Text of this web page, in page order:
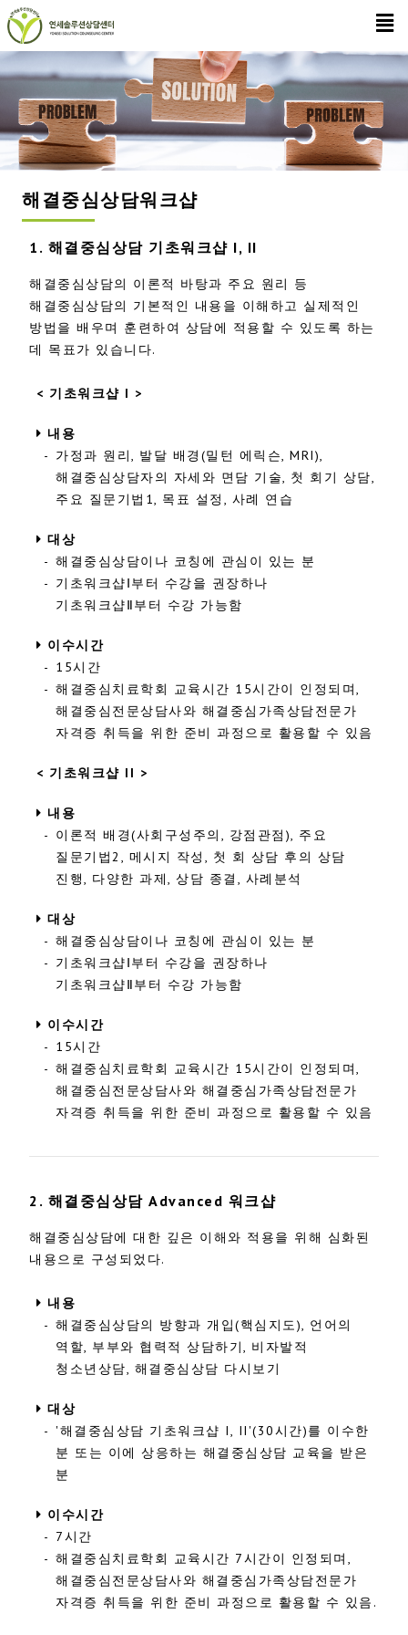
해결중심상담워크샵
1. 해결중심상담 기초워크샵 I, II
해결중심상담의 이론적 바탕과 주요 원리 등
해결중심상담의 기본적인 내용을 이해하고 실제적인
방법을 배우며 훈련하여 상담에 적용할 수 있도록 하는
데 목표가 있습니다.
< 기초워크샵 I >
내용
- 가정과 원리, 발달 배경(밀턴 에릭슨, MRI),
해결중심상담자의 자세와 면담 기술, 첫 회기 상담,
주요 질문기법1, 목표 설정, 사례 연습
대상
- 해결중심상담이나 코칭에 관심이 있는 분
- 기초워크샵Ⅰ부터 수강을 권장하나
기초워크샵Ⅱ부터 수강 가능함
이수시간
- 15시간
- 해결중심치료학회 교육시간 15시간이 인정되며,
해결중심전문상담사와 해결중심가족상담전문가
자격증 취득을 위한 준비 과정으로 활용할 수 있음
< 기초워크샵 II >
내용
- 이론적 배경(사회구성주의, 강점관점), 주요
질문기법2, 메시지 작성, 첫 회 상담 후의 상담
진행, 다양한 과제, 상담 종결, 사례분석
대상
- 해결중심상담이나 코칭에 관심이 있는 분
- 기초워크샵Ⅰ부터 수강을 권장하나
기초워크샵Ⅱ부터 수강 가능함
이수시간
- 15시간
- 해결중심치료학회 교육시간 15시간이 인정되며,
해결중심전문상담사와 해결중심가족상담전문가
자격증 취득을 위한 준비 과정으로 활용할 수 있음
2. 해결중심상담 Advanced 워크샵
해결중심상담에 대한 깊은 이해와 적용을 위해 심화된
내용으로 구성되었다.
내용
- 해결중심상담의 방향과 개입(핵심지도), 언어의
역할, 부부와 협력적 상담하기, 비자발적
청소년상담, 해결중심상담 다시보기
대상
- '해결중심상담 기초워크샵 I, II'(30시간)를 이수한
분 또는 이에 상응하는 해결중심상담 교육을 받은
분
이수시간
- 7시간
- 해결중심치료학회 교육시간 7시간이 인정되며,
해결중심전문상담사와 해결중심가족상담전문가
자격증 취득을 위한 준비 과정으로 활용할 수 있음.